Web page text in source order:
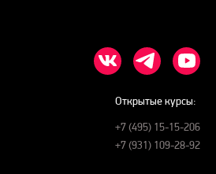
Открытые курсы:
+7 (495) 15-15-206
+7 (931) 109-28-92